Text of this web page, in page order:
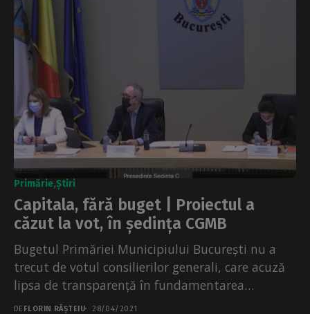
Primărie Știri
Capitala, fără buget | Proiectul a
căzut la vot, în ședința CGMB
Bugetul Primăriei Municipiului București nu a
trecut de votul consilierilor generali, care acuză
lipsa de transparență în fundamentarea
bugetului, pe care îl consideră...
DE FLORIN RÂȘTEIU 28/04/2021